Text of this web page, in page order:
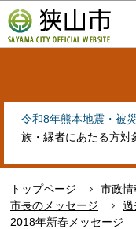
の
ペ
す
令和8年熊本地震・被
族・縁者にあたる方対
トップページ 市政情
市長のメッセージ
過
2018年新春メッセージ